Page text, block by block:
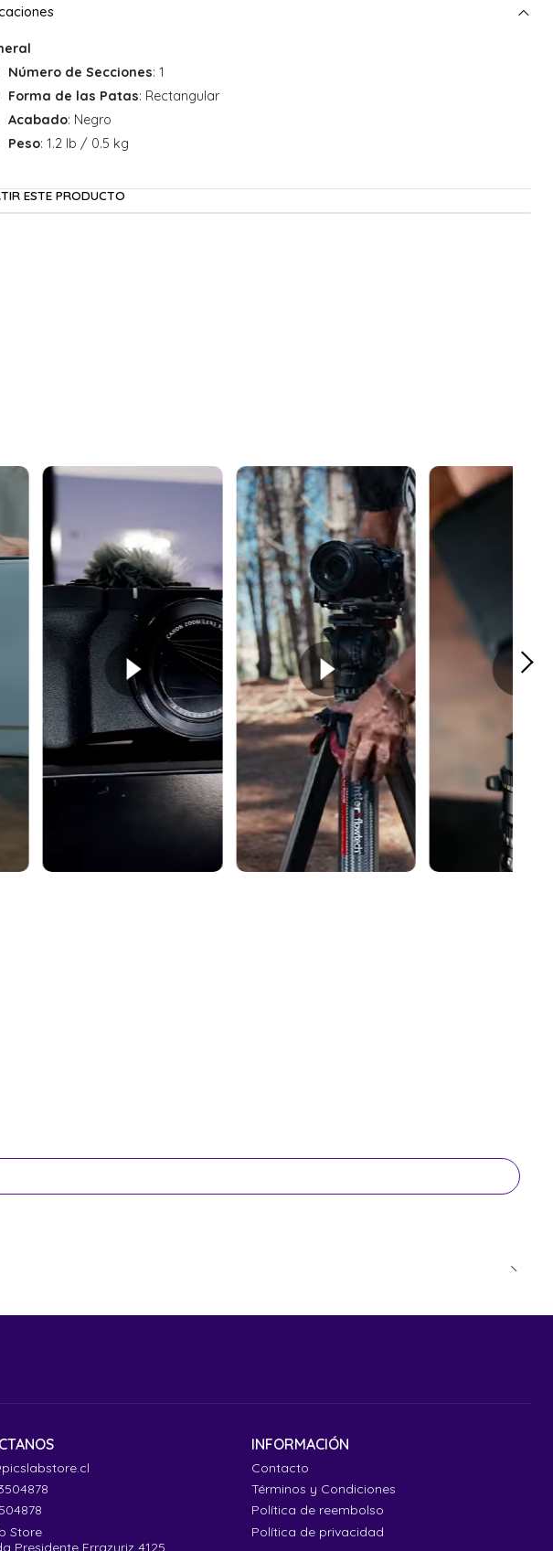
Número de Secciones: 1
Forma de las Patas: Rectangular
Acabado: Negro
Peso: 1.2 lb / 0.5 kg
ESTE PRODUCTO
Store
Presidente Errazuriz 4125
INFORMACIÓN
Contacto
Términos y Condiciones
Política de reembolso
Política de privacidad